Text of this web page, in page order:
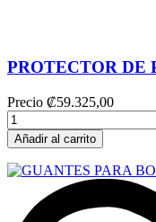
PROTECTOR DE
Precio ₡59.325,00
Añadir al carrito